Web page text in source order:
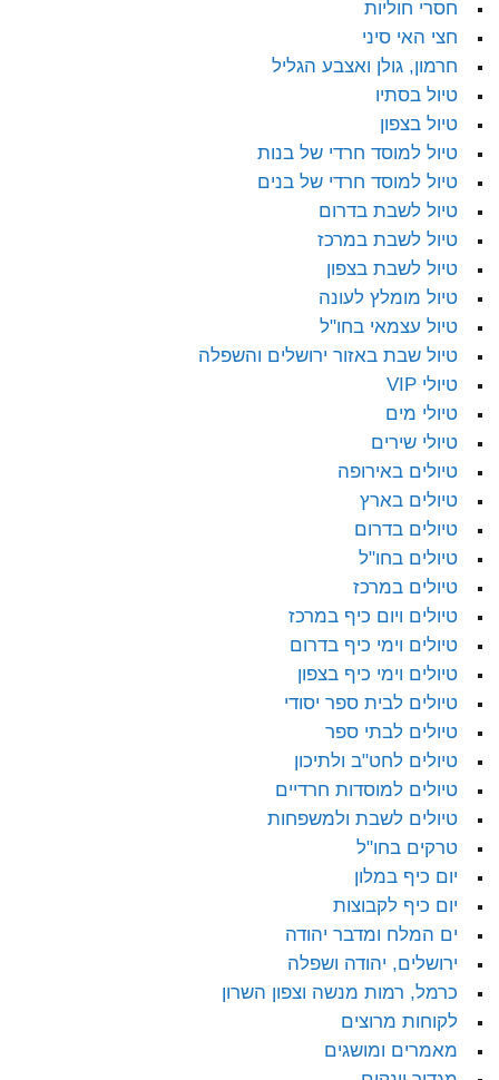
חסרי חוליות
חצי האי סיני
חרמון, גולן ואצבע הגליל
טיול בסתיו
טיול בצפון
טיול למוסד חרדי של בנות
טיול למוסד חרדי של בנים
טיול לשבת בדרום
טיול לשבת במרכז
טיול לשבת בצפון
טיול מומלץ לעונה
טיול עצמאי בחו"ל
טיול שבת באזור ירושלים והשפלה
טיולי VIP
טיולי מים
טיולי שירים
טיולים באירופה
טיולים בארץ
טיולים בדרום
טיולים בחו"ל
טיולים במרכז
טיולים ויום כיף במרכז
טיולים וימי כיף בדרום
טיולים וימי כיף בצפון
טיולים לבית ספר יסודי
טיולים לבתי ספר
טיולים לחט"ב ולתיכון
טיולים למוסדות חרדיים
טיולים לשבת ולמשפחות
טרקים בחו"ל
יום כיף במלון
יום כיף לקבוצות
ים המלח ומדבר יהודה
ירושלים, יהודה ושפלה
כרמל, רמות מנשה וצפון השרון
לקוחות מרוצים
מאמרים ומושגים